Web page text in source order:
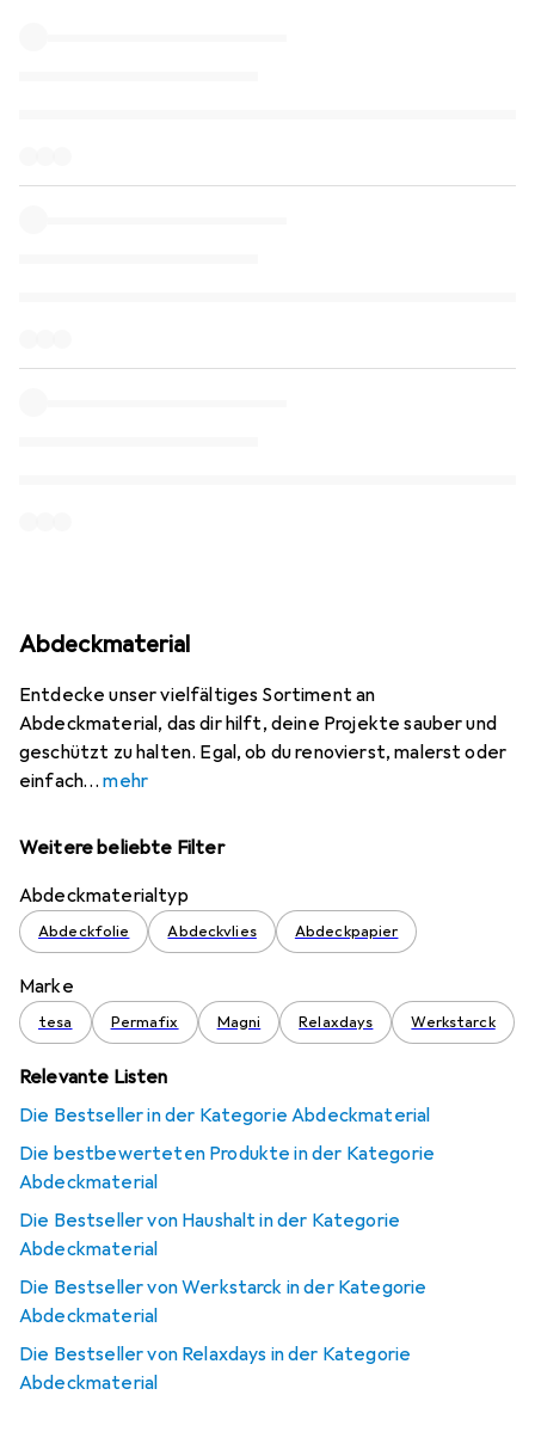
Abdeckmaterial
Entdecke unser vielfältiges Sortiment an
Abdeckmaterial, das dir hilft, deine Projekte sauber und
geschützt zu halten. Egal, ob du renovierst, malerst oder
einfach
mehr
Weitere beliebte Filter
Abdeckmaterialtyp
Abdeckfolie Abdeckvlies Abdeckpapier
Marke
tesa Permafix Magni Relaxdays Werkstarck
Relevante Listen
Die Bestseller in der Kategorie Abdeckmaterial
Die bestbewerteten Produkte in der Kategorie
Abdeckmaterial
Die Bestseller von Haushalt in der Kategorie
Abdeckmaterial
Die Bestseller von Werkstarck in der Kategorie
Abdeckmaterial
Die Bestseller von Relaxdays in der Kategorie
Abdeckmaterial